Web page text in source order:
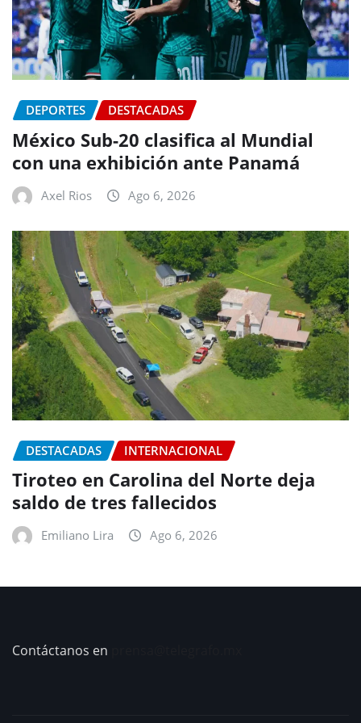
DEPORTES DESTACADAS
México Sub-20 clasifica al Mundial
con una exhibición ante Panamá
Axel Rios Ago 6, 2026
DESTACADAS INTERNACIONAL
Tiroteo en Carolina del Norte deja
saldo de tres fallecidos
Emiliano Lira Ago 6, 2026
Contáctanos en